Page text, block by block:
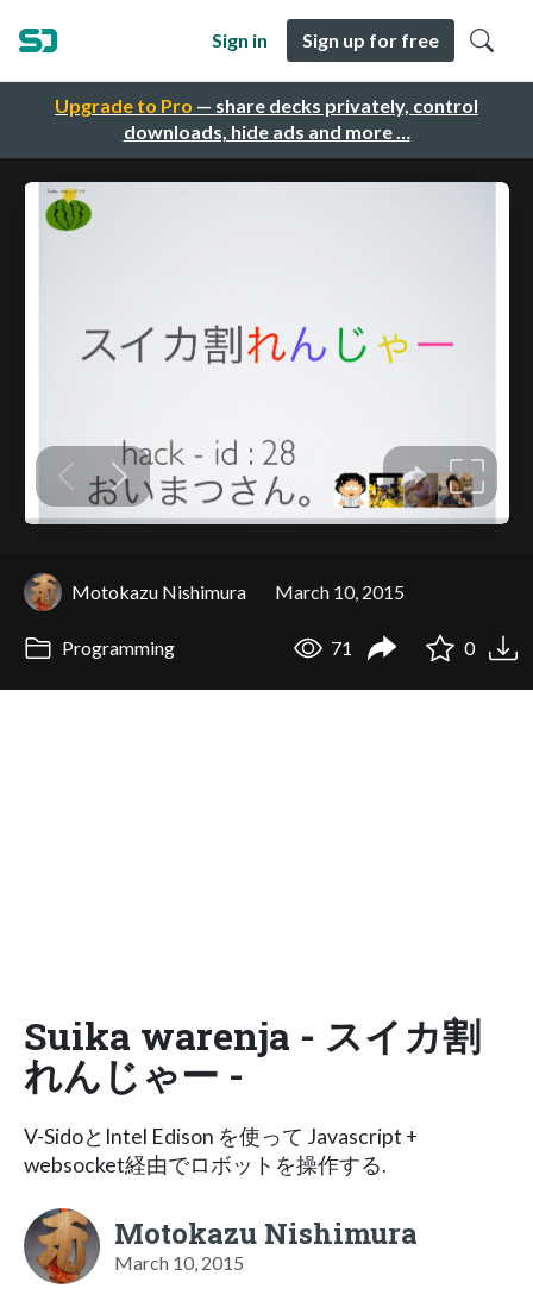
Upgrade to Pro — share decks privately, control
downloads, hide ads and more …
Sign in Sign up for free
Motokazu Nishimura March 10, 2015
Programming 71 0
Suika warenja - スイカ割
れんじゃー -
V-SidoとIntel Edison を使って Javascript +
websocket経由でロボットを操作する.
Motokazu Nishimura
March 10, 2015